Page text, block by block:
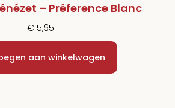
– Préference Blanc
€ 5,95
aan winkelwagen